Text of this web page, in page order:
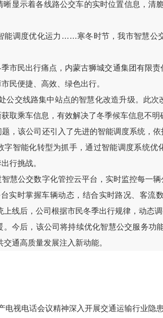
显示着各线路公交车的实时位置信息，
调度优化运力……寒冬时节，我市智慧公
民出行痛点，内蒙古狮城交通集团有限责
民便捷、高效、绿色出行。
交线路集中站点的智慧化改造升级。此次
取乘车信息，有效解决了冬季候车信息不明
该公司还引入了先进的智能调度系统，
智能化转型为抓手，通过智能调度系统
行挑战。
公交数字化管控云平台，实时监控每一
实时掌握车辆动态，结合实时路况、客
线后，公司根据市民冬季出行规律，动态
后，该公司将持续优化智慧公交服务功
通高质量发展注入新动能。
电视电话会议精神深入开展交通运输行业隐